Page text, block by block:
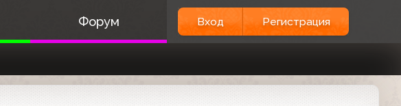
Форум Вход Регистрация